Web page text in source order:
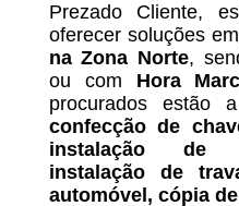
Prezado Cliente,
oferecer soluções
na Zona Norte,
ou com Hora
procurados estão
confecção de
instalação de
instalação de
automóvel, cópia